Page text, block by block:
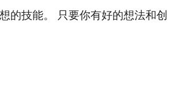
的技能。 只要你有好的想法和创